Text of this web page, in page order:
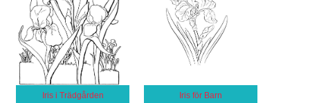
Iris i Trädgården Iris för Barn